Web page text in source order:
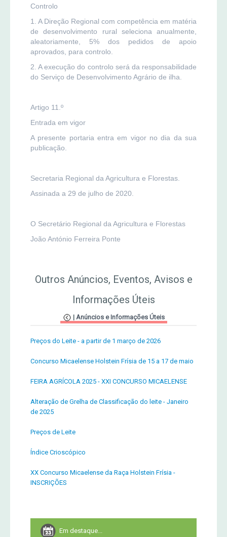
Controlo
1. A Direção Regional com competência em matéria
de desenvolvimento rural seleciona anualmente,
aleatoriamente, 5% dos pedidos de apoio
aprovados, para controlo.
2. A execução do controlo será da responsabilidade
do Serviço de Desenvolvimento Agrário de ilha.
Artigo 11.º
Entrada em vigor
A presente portaria entra em vigor no dia da sua
publicação.
Secretaria Regional da Agricultura e Florestas.
Assinada a 29 de julho de 2020.
O Secretário Regional da Agricultura e Florestas
João António Ferreira Ponte
Outros Anúncios, Eventos, Avisos e
Informações Úteis
| Anúncios e Informações Úteis
Preços do Leite - a partir de 1 março de 2026
Concurso Micaelense Holstein Frísia de 15 a 17 de maio
FEIRA AGRÍCOLA 2025 - XXI CONCURSO MICAELENSE
Alteração de Grelha de Classificação do leite - Janeiro
de 2025
Preços de Leite
Índice Crioscópico
XX Concurso Micaelense da Raça Holstein Frísia -
INSCRIÇÕES
Em destaque...